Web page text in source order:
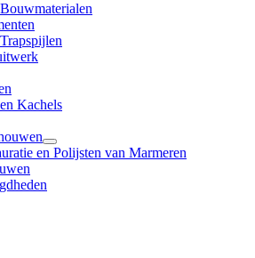
Kachels
en Polijsten van Marmeren